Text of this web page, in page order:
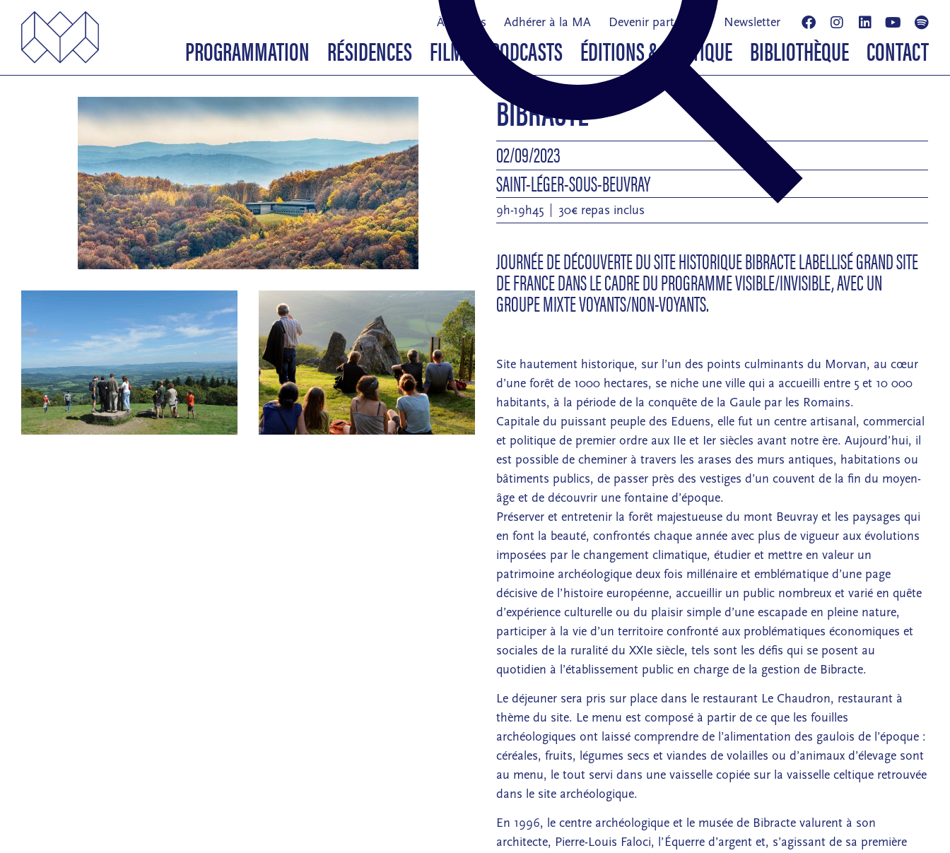
À propos Adhérer à la MA Devenir partenaire Newsletter
PROGRAMMATION RÉSIDENCES FILMS & PODCASTS ÉDITIONS & BOUTIQUE BIBLIOTHÈQUE CONTACT
BIBRACTE
02/09/2023
SAINT-LÉGER-SOUS-BEUVRAY
9h-19h45 30€ repas inclus
JOURNÉE DE DÉCOUVERTE DU SITE HISTORIQUE BIBRACTE LABELLISÉ GRAND SITE
DE FRANCE DANS LE CADRE DU PROGRAMME VISIBLE/INVISIBLE, AVEC UN
GROUPE MIXTE VOYANTS/NON-VOYANTS.
Site hautement historique, sur l’un des points culminants du Morvan, au cœur
d’une forêt de 1000 hectares, se niche une ville qui a accueilli entre 5 et 10 000
habitants, à la période de la conquête de la Gaule par les Romains.
Capitale du puissant peuple des Eduens, elle fut un centre artisanal, commercial
et politique de premier ordre aux IIe et Ier siècles avant notre ère. Aujourd’hui, il
est possible de cheminer à travers les arases des murs antiques, habitations ou
bâtiments publics, de passer près des vestiges d’un couvent de la fin du moyen-
âge et de découvrir une fontaine d’époque.
Préserver et entretenir la forêt majestueuse du mont Beuvray et les paysages qui
en font la beauté, confrontés chaque année avec plus de vigueur aux évolutions
imposées par le changement climatique, étudier et mettre en valeur un
patrimoine archéologique deux fois millénaire et emblématique d’une page
décisive de l’histoire européenne, accueillir un public nombreux et varié en quête
d’expérience culturelle ou du plaisir simple d’une escapade en pleine nature,
participer à la vie d’un territoire confronté aux problématiques économiques et
sociales de la ruralité du XXIe siècle, tels sont les défis qui se posent au
quotidien à l’établissement public en charge de la gestion de Bibracte.
Le déjeuner sera pris sur place dans le restaurant Le Chaudron, restaurant à
thème du site. Le menu est composé à partir de ce que les fouilles
archéologiques ont laissé comprendre de l’alimentation des gaulois de l’époque :
céréales, fruits, légumes secs et viandes de volailles ou d’animaux d’élevage sont
au menu, le tout servi dans une vaisselle copiée sur la vaisselle celtique retrouvée
dans le site archéologique.
En 1996, le centre archéologique et le musée de Bibracte valurent à son
architecte, Pierre-Louis Faloci, l’Équerre d’argent et, s’agissant de sa première